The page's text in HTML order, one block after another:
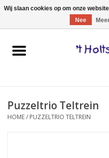
Home
spellen
Puzzeltrio Teltrein
HOME/ PUZZELTRIO TELTREIN
Wij slaan cookies op om onze
Nee